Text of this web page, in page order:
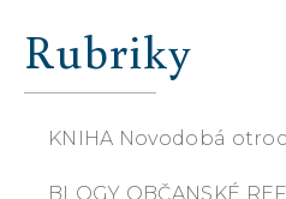
Rubriky
KNIHA Novodobá
BLOGY OBČANSKÉ